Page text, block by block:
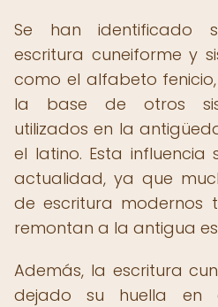
Se han identificado
escritura cuneiforme y
como el alfabeto
la base de otros
utilizados en la
el latino. Esta influencia
actualidad, ya que
de escritura modernos
remontan a la antigua
Además, la escritura
dejado su huella en